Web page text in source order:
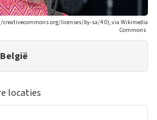
creativecommons.org/licenses/by-sa/4.0), via Wikimedia
Commons
België
locaties